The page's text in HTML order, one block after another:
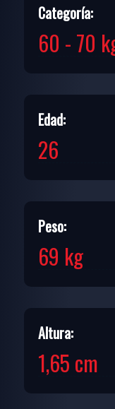
Categoría:
60 - 70
Edad:
26
Peso:
69 kg
Altura:
1,65 cm